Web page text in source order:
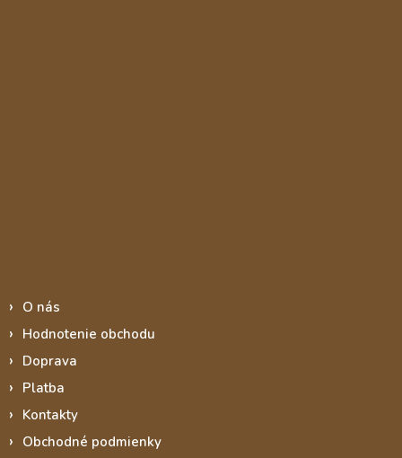
O nás
Hodnotenie obchodu
Doprava
Platba
Kontakty
Obchodné podmienky